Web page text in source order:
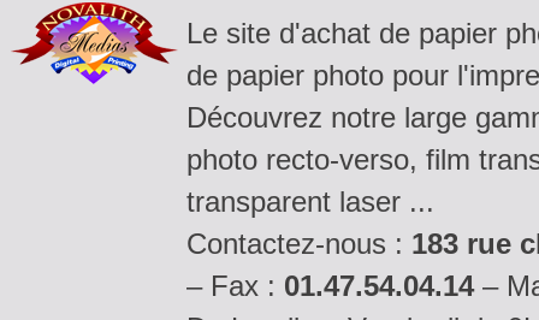
Le site d'achat de papier
de papier photo pour
Découvrez notre large
photo recto-verso, film
transparent laser ...
Contactez-nous : 183 rue
– Fax : 01.47.54.04.14–